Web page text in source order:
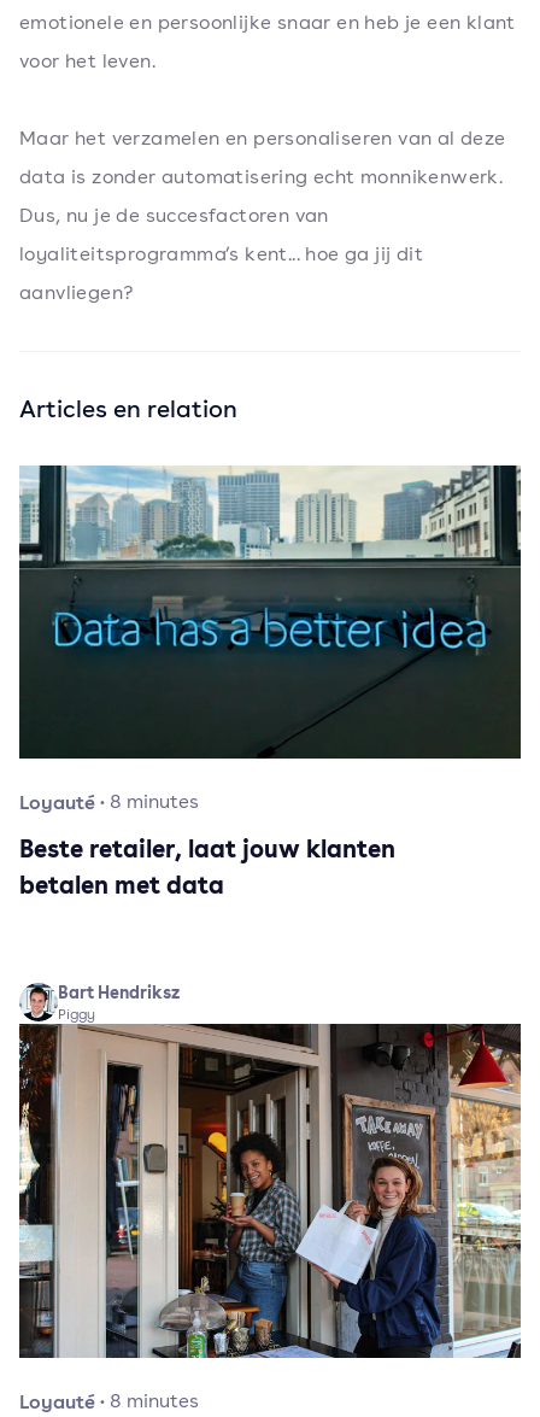
emotionele en persoonlijke snaar en heb je een klant
voor het leven.
Maar het verzamelen en personaliseren van al deze
data is zonder automatisering echt monnikenwerk.
Dus, nu je de succesfactoren van
loyaliteitsprogramma’s kent... hoe ga jij dit
aanvliegen?
Articles en relation
Loyauté· 8 minutes
Beste retailer, laat jouw klanten
betalen met data
Bart Hendriksz
Piggy
Loyauté· 8 minutes